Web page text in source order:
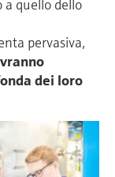
a quello dello
pervasiva,
dei loro